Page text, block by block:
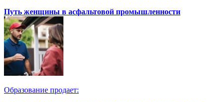
Путь женщины в асфальтовой промышленности
Образование продает: